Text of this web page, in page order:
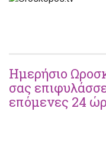
Ημερήσιο
σας
επόμενες 24